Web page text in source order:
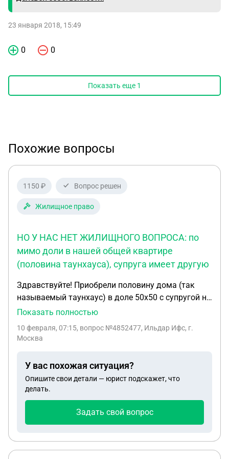
23 января 2018, 15:49
0 0
Показать еще 1
Похожие вопросы
1150 ₽ Вопрос решен
Жилищное право
НО У НАС НЕТ ЖИЛИЩНОГО ВОПРОСА: по
мимо доли в нашей общей квартире
(половина таунхауса), супруга имеет другую
Здравствуйте! Приобрели половину дома (так
называемый таунхаус) в доле 50х50 с супругой не
браке (брак нами не был зарегистрирован.
прописаны на этой жилплощади. Мной
втором этаже. Там же установлены другие
средства для пользования: раковина, мойка,
краны и т. д. В котельной и лоджии ремонта не
было. Однако супруга утверждает, что там она с
матерью "что-то" ремонтировала, в частности
беременная. В итоге лопнул фундамент под этими
Показать полностью
10 февраля, 07:15, вопрос №4852477, Ильдар Ифс, г.
Москва
У вас похожая ситуация?
Опишите свои детали — юрист подскажет, что
делать.
Задать свой вопрос